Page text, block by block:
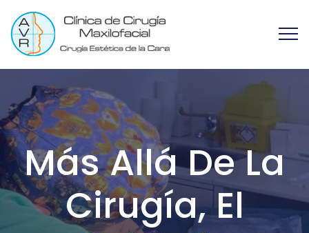
Más Allá De La
Cirugía, El